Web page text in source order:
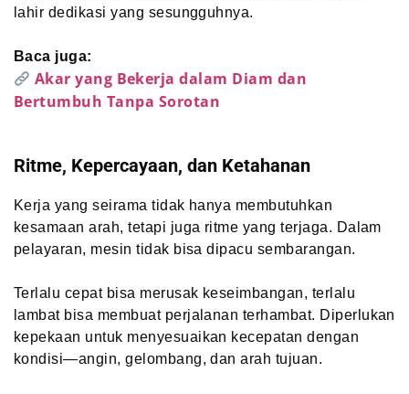
lahir dedikasi yang sesungguhnya.
Baca juga:
Akar yang Bekerja dalam Diam dan
Bertumbuh Tanpa Sorotan
Ritme, Kepercayaan, dan Ketahanan
Kerja yang seirama tidak hanya membutuhkan
kesamaan arah, tetapi juga ritme yang terjaga. Dalam
pelayaran, mesin tidak bisa dipacu sembarangan.
Terlalu cepat bisa merusak keseimbangan, terlalu
lambat bisa membuat perjalanan terhambat. Diperlukan
kepekaan untuk menyesuaikan kecepatan dengan
kondisi—angin, gelombang, dan arah tujuan.